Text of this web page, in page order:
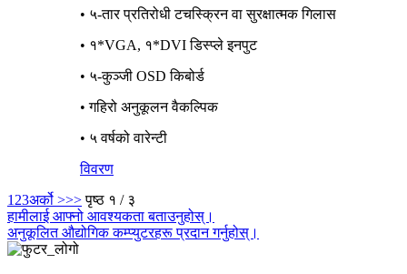
• ५-तार प्रतिरोधी टचस्क्रिन वा सुरक्षात्मक गिलास
• १*VGA, १*DVI डिस्प्ले इनपुट
• ५-कुञ्जी OSD किबोर्ड
• गहिरो अनुकूलन वैकल्पिक
• ५ वर्षको वारेन्टी
विवरण
1 23अर्को >>> पृष्ठ १ / ३
हामीलाई आफ्नो आवश्यकता बताउनुहोस्।
अनुकूलित औद्योगिक कम्प्युटरहरू प्रदान गर्नुहोस्।